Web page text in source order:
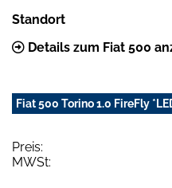
Standort
Details zum Fiat 500
Fiat 500 Torino 1.0 FireFly
Preis:
MWSt: